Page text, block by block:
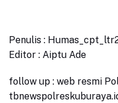
Penulis :
Editor : Aiptu Ade
follow up : web resmi